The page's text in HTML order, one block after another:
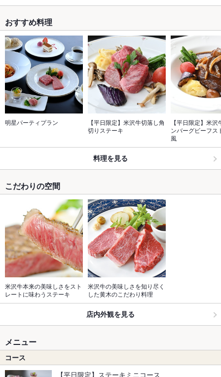
おすすめ料理
明星パーティプラン
【平日限定】米沢牛切落し角
切りステーキ
【平日限定】米
ンバーグビーフス
風
料理を見る
こだわりの空間
米沢牛本来の美味しさをスト
レートに味わうステーキ
米沢牛の美味しさを知り尽く
した黄木のこだわり料理
店内外観を見る
メニュー
コース
【平日限定】ステーキミニコース